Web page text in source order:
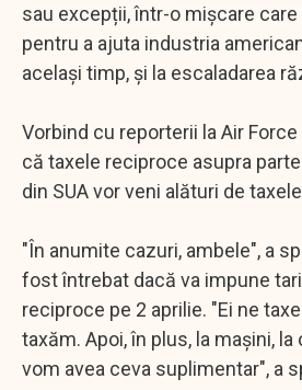
sau excepții, într-o mișcare
pentru a ajuta industria
același timp, şi la escaladarea
Vorbind cu reporterii la Air
că taxele reciproce asupra
din SUA vor veni alături de
"În anumite cazuri, ambele", a
fost întrebat dacă va impune
reciproce pe 2 aprilie. "Ei ne
taxăm. Apoi, în plus, la mașini, la
vom avea ceva suplimentar", a